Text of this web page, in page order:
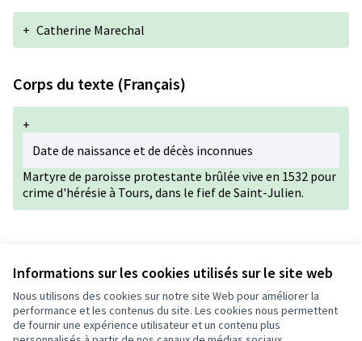
Informations sur les cookies utilisés sur le site web
Nous utilisons des cookies sur notre site Web pour améliorer la
performance et les contenus du site. Les cookies nous permettent
de fournir une expérience utilisateur et un contenu plus
+ Catherine Marechal
Corps du texte (Français)
+
Date de naissance et de décès inconnues
Martyre de paroisse protestante brûlée vive en 1532 pour
crime d'hérésie à Tours, dans le fief de Saint-Julien.
Version 1 de 1
Conditions d'utilisation